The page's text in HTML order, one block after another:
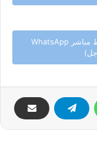
رابط تحميل برنامج واتس اب للاندرويد برابط مباشر WhatsApp